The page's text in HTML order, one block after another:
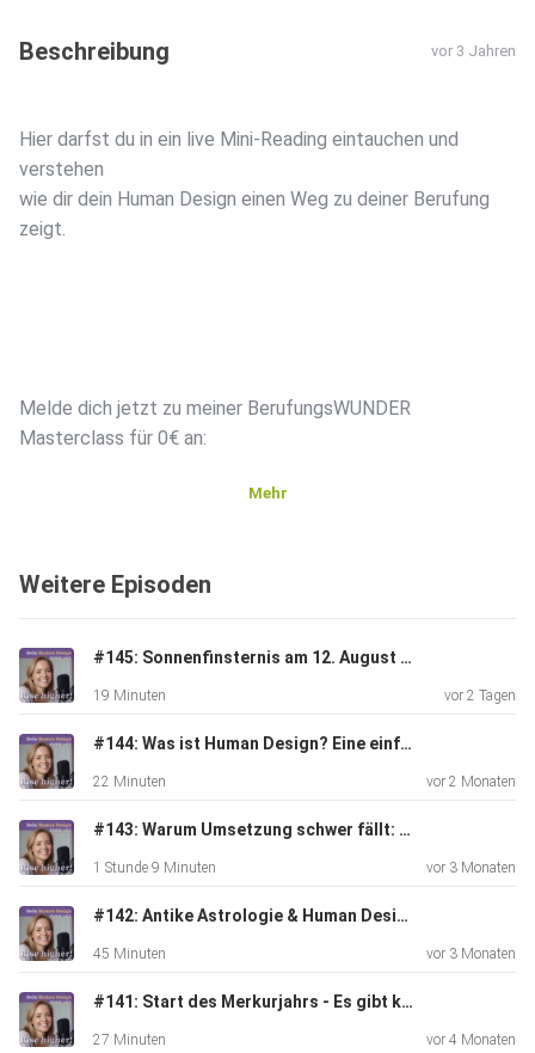
Beschreibung vor 3 Jahren
Hier darfst du in ein live Mini-Reading eintauchen und
verstehen
wie dir dein Human Design einen Weg zu deiner Berufung
zeigt.
Melde dich jetzt zu meiner BerufungsWUNDER
Masterclass für 0€ an:
Hier kannst du dir deine Human Design Chart kostenfrei
rauslassen:
https://sogehtfreiheit.de/chart-berechnen/
Die Chart der Gewinnerin findest du graphisch auch auf dem
dazugehörigen Post auf meinem Instagram Kanal:
Mehr
Weitere Episoden
#145: Sonnenfinsternis am 12. August - Das kosmische Event, das du nicht ignorieren solltest
19 Minuten vor 2 Tagen
#144: Was ist Human Design? Eine einfache Erklarung!
22 Minuten vor 2 Monaten
#143: Warum Umsetzung schwer fällt: Hohe Intelligenz, Human Design & der Weg aus dem Selbstzweifel - Gespräch mit Miriam Michaelsen
1 Stunde 9 Minuten vor 3 Monaten
#142: Antike Astrologie & Human Design - Gespräch mit Carina Harsch
45 Minuten vor 3 Monaten
#141: Start des Merkurjahrs - Es gibt kein zurück mehr!
27 Minuten vor 4 Monaten